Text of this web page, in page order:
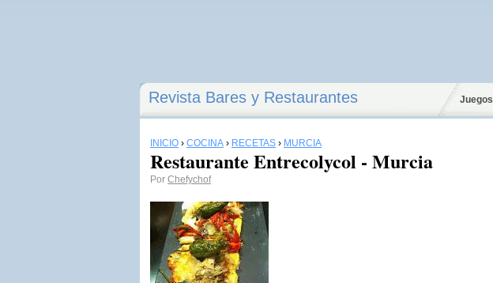
Revista Bares y Restaurantes Juegos
INICIO › COCINA › RECETAS › MURCIA
Restaurante Entrecolycol - Murcia
Por Chefychof